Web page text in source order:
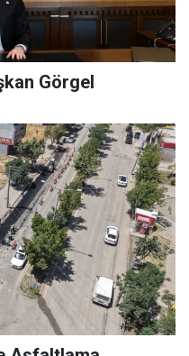
Görgel